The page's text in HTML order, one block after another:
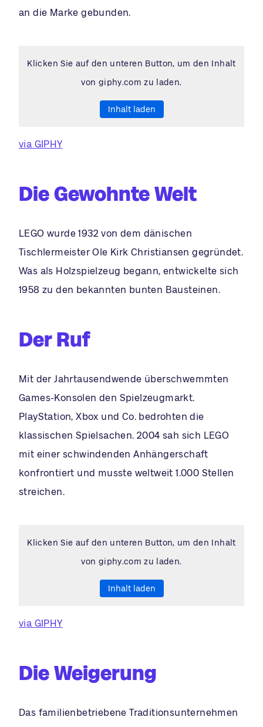
an die Marke gebunden.
Klicken Sie auf den unteren Button, um den Inhalt
von giphy.com zu laden.
Inhalt laden
via GIPHY
Die Gewohnte Welt
LEGO wurde 1932 von dem dänischen
Tischlermeister Ole Kirk Christiansen gegründet.
Was als Holzspielzeug begann, entwickelte sich
1958 zu den bekannten bunten Bausteinen.
Der Ruf
Mit der Jahrtausendwende überschwemmten
Games-Konsolen den Spielzeugmarkt.
PlayStation, Xbox und Co. bedrohten die
klassischen Spielsachen. 2004 sah sich LEGO
mit einer schwindenden Anhängerschaft
konfrontiert und musste weltweit 1.000 Stellen
streichen.
Klicken Sie auf den unteren Button, um den Inhalt
von giphy.com zu laden.
Inhalt laden
via GIPHY
Die Weigerung
Das familienbetriebene Traditionsunternehmen